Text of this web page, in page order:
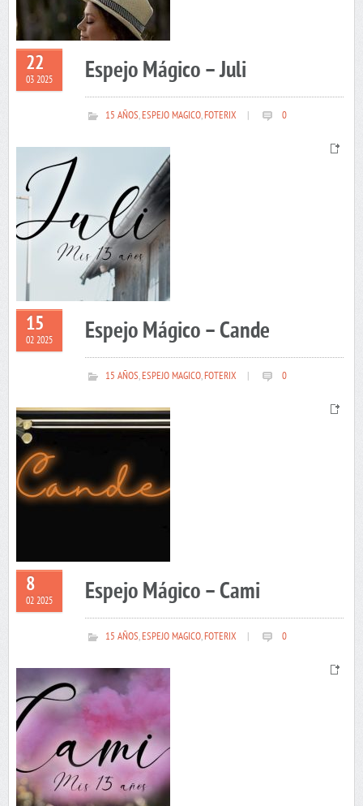
22
03 2025 Espejo Mágico – Juli
15 AÑOS,ESPEJO MAGICO,FOTERIX 0
15
02 2025 Espejo Mágico – Cande
15 AÑOS,ESPEJO MAGICO,FOTERIX 0
8
02 2025 Espejo Mágico – Cami
15 AÑOS,ESPEJO MAGICO,FOTERIX 0